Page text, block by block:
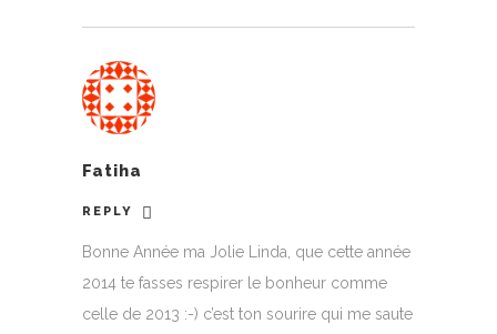
Fatiha
REPLY
Bonne Année ma Jolie Linda, que cette année
2014 te fasses respirer le bonheur comme
celle de 2013 :-) c’est ton sourire qui me saute